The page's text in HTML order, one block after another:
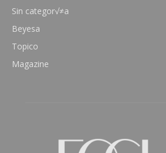
Sin categor√≠a
Beyesa
Topico
Magazine